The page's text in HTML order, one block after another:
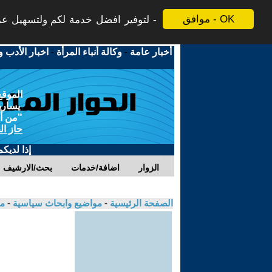
موافق - OK لتوفير افضل خدمة لكم ولتسهيل
أخبار عامة -وكالة أنباء المرأة - اخبار الأدب
"من
حاز
إذا
بحث/الارشيف اضافة/خدمات الزوار
الصفحة الرئيسية - مواضيع وابحاث سياسية -